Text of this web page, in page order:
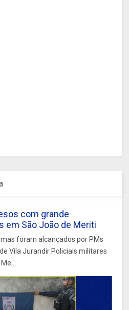
com grande
em São João de Meriti
foram alcançados por PMs
Vila Jurandir Policiais militares